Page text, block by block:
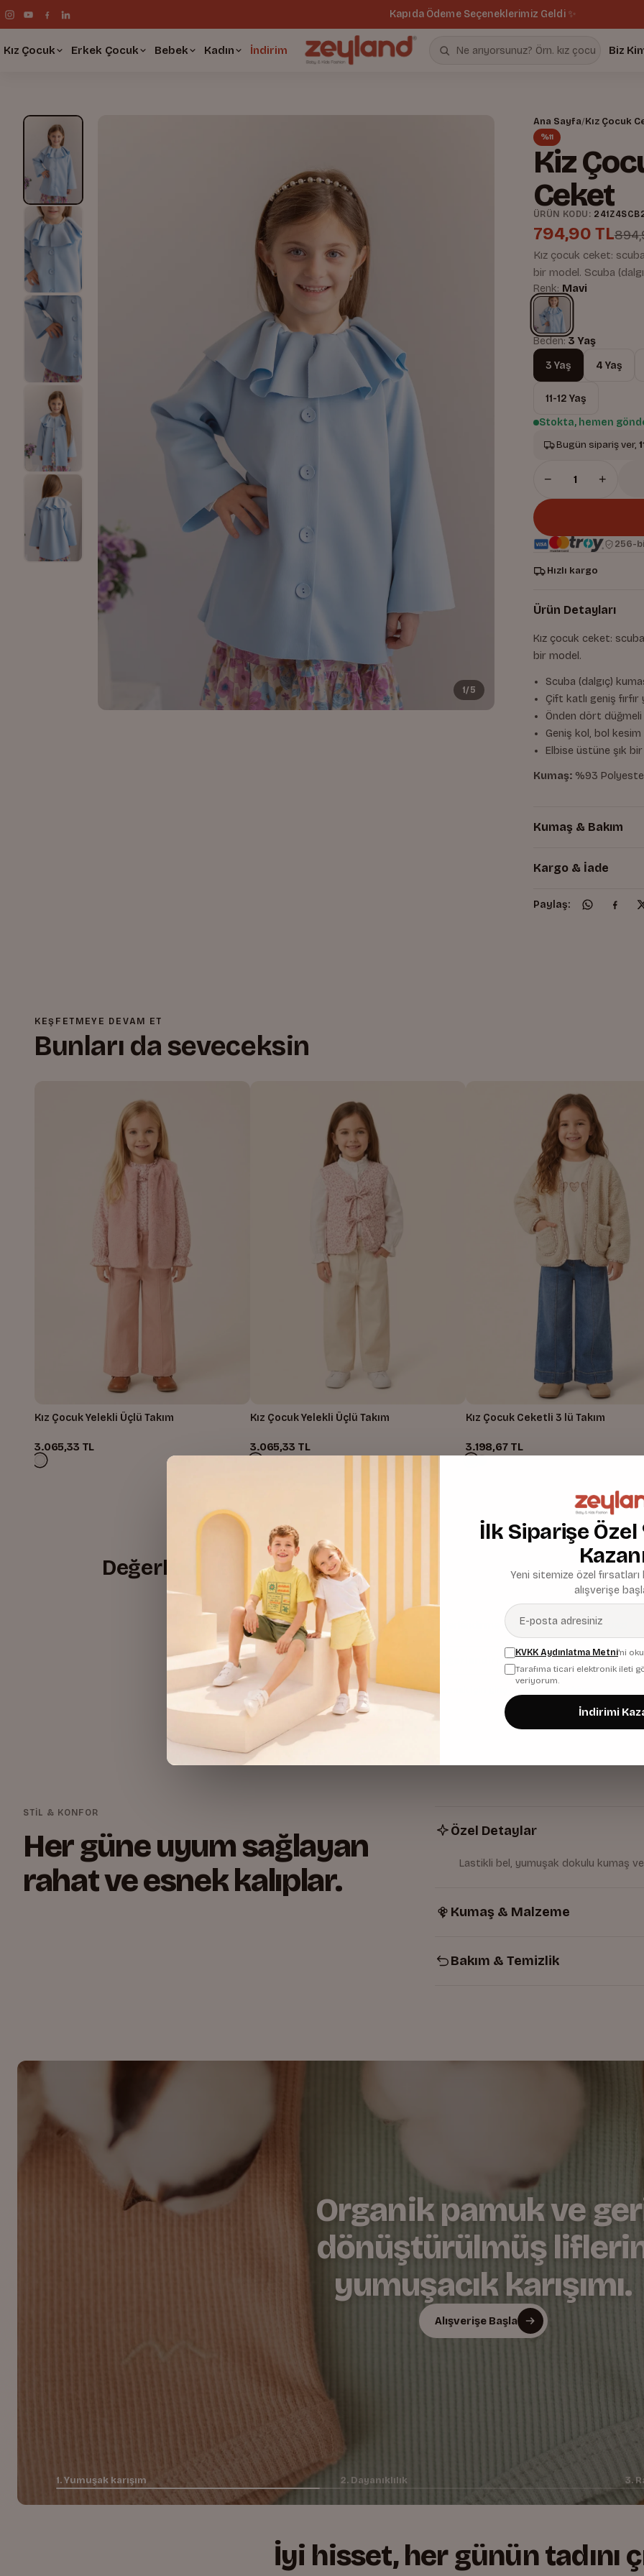
Kapıda Ödeme Seçeneklerimiz Geldi ✨
Kız Çocuk Erkek Çocuk Bebek Kadın İndirim Biz
1/5
Ana Sayfa/Kız Çocuk
%11
Kiz
Ceket
ÜRÜN KODU:
794,90 TL
Kız çocuk ceket:
bir model. Scuba
Renk: Mavi
Beden: 3 Yaş
3 Yaş 4 Yaş
11-12 Yaş
Stokta, hemen
Bugün sipariş ver,
− +
256-
Hızlı kargo
Ürün Detayları
Kız çocuk ceket:
bir model.
Scuba (dalgıç)
Çift katlı geniş fırfır
Önden dört düğmeli
Geniş kol, bol kesim
Elbise üstüne şık bir
Kumaş:%93
Kumaş & Bakım
Kargo & İade
Paylaş:
KEŞFETMEYE DEVAM ET
Bunları da seveceksin
Kız Çocuk Yelekli Üçlü Takım
3.065,33 TL
Kız Çocuk Yelekli Üçlü Takım
3.065,33 TL
Kız Çocuk Ceketli 3 lü Takım
3.198,67 TL
Değerlendirmeler
Bu ürün için henüz değerlendirme yok — ilk yorumu sen yaz!
Değerlendirme Yaz
Değerlendirme yazmak için giriş yapmanız gerekiyor.
STİL & KONFOR
Her güne uyum sağlayan
rahat ve esnek kalıplar.
Özel Detaylar
Lastikli bel, yumuşak dokulu kumaş
Kumaş & Malzeme
Bakım & Temizlik
Alışverişe Başla
Nazik dokuları günlük
dayanıklılıkla
Alışverişe Başla
Alışverişe Başla
1. Yumuşak karışım 2. Dayanıklılık 3.
İyi hisset, her günün tadını
+ +
İlk Siparişe
Yeni sitemize özel fırsatları
alışverişe
KVKK Aydınlatma Metni'ni
Tarafıma ticari elektronik ileti
veriyorum.
İndirimi